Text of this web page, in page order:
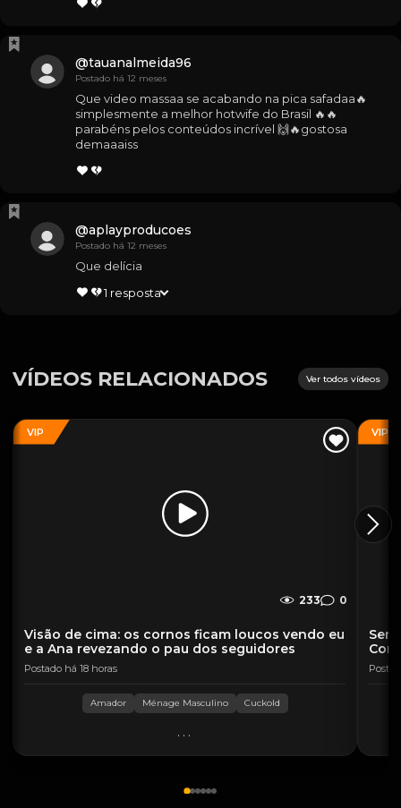
@tauanalmeida96
Postado há 12 meses
Que video massaa se acabando na pica safadaa🔥
simplesmente a melhor hotwife do Brasil 🔥🔥
parabéns pelos conteúdos incrível 🙌🔥gostosa
demaaaiss
@aplayproducoes
Postado há 12 meses
Que delícia
1 resposta
VÍDEOS RELACIONADOS Ver todos vídeos
VIP
233 0
Visão de cima: os cornos ficam loucos vendo eu
e a Ana revezando o pau dos seguidores
Postado há 18 horas
Amador Ménage Masculino Cuckold
...
VIP